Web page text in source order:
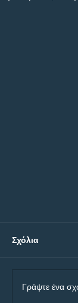
ΠΑΟΚ -
Σχόλια
Γράψτε ένα